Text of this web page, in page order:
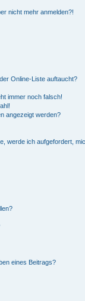
nicht mehr anmelden?!
Online-Liste auftaucht?
immer noch falsch!
angezeigt werden?
werde ich aufgefordert,
eines Beitrags?